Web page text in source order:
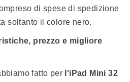
di spese di spedizione
soltanto il colore nero.
prezzo e migliore
fatto per l'iPad Mini 32